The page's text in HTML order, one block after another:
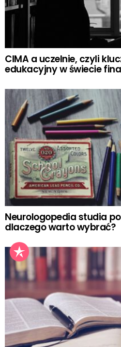
CIMA a uczelnie, czyli
edukacyjny w świecie
Neurologopedia studia
dlaczego warto wybrać?